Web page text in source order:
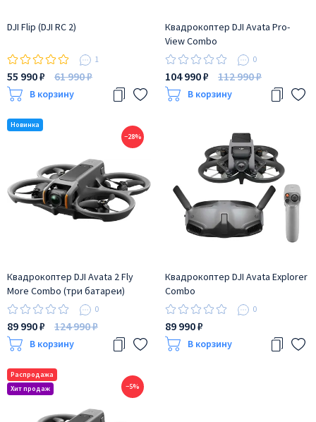
DJI Flip (DJI RC 2)
1
55 990 ₽ 61 990 ₽
В корзину
Квадрокоптер DJI Avata Pro-
View Combo
0
104 990 ₽ 112 990 ₽
В корзину
−28%
Квадрокоптер DJI Avata 2 Fly
More Combo (три батареи)
0
89 990 ₽ 124 990 ₽
В корзину
Квадрокоптер DJI Avata Explorer
Combo
0
89 990 ₽
В корзину
−5%